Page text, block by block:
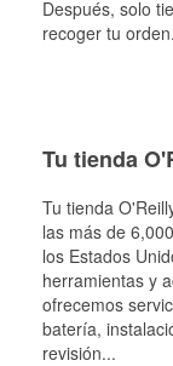
Después, solo
recoger tu orden.
Tu tienda
Tu tienda
las más de
los Estados
herramientas y
ofrecemos
batería,
revisión...